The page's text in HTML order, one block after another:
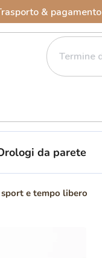
& pagamento
da parete
e tempo libero